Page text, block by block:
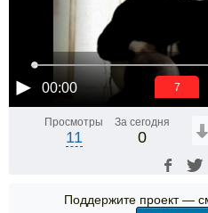
00:00 6
Просмотры
11
За сегодня
0
Поддержите проект —